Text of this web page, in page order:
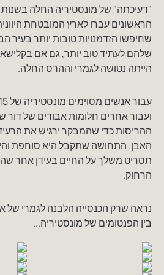
הראשונים עברו לארץ המובטחת
שחיפשו הזדמנויות טובות יותר בעיר
הייתה נטושה לגמרי וההרס החלה.
ועבור אחרים חלומות אבודים של דור
ההריסות כדי שהמבקר ירגיש את
האבן. התחושה שתקבל היא סוחפת
תסריט משלך על החיים בעידן אחר
הרחוק.
נראה שרק הכנסייה הלבנה לגמרי של
בין הפנטומים של מונסטיריה...